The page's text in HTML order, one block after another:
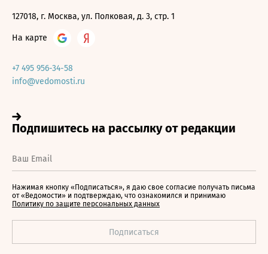
127018, г. Москва, ул. Полковая, д. 3, стр. 1
На карте
+7 495 956-34-58
info@vedomosti.ru
Нажимая кнопку «Подписаться», я даю свое согласие получать письма
от «Ведомости» и подтверждаю, что ознакомился и принимаю
Политику по защите персональных данных